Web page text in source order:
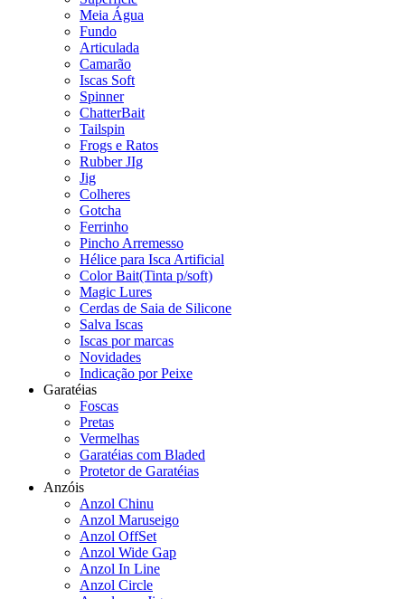
Meia Água
Fundo
Articulada
Camarão
Iscas Soft
Spinner
ChatterBait
Tailspin
Frogs e Ratos
Rubber JIg
Jig
Colheres
Gotcha
Ferrinho
Pincho Arremesso
Hélice para Isca Artificial
Color Bait(Tinta p/soft)
Magic Lures
Cerdas de Saia de Silicone
Salva Iscas
Iscas por marcas
Novidades
Indicação por Peixe
Garatéias
Foscas
Pretas
Vermelhas
Garatéias com Bladed
Protetor de Garatéias
Anzóis
Anzol Chinu
Anzol Maruseigo
Anzol OffSet
Anzol Wide Gap
Anzol In Line
Anzol Circle